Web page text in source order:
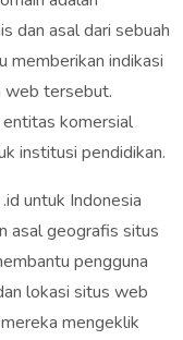
dan asal dari sebuah
memberikan indikasi
web tersebut.
entitas komersial
institusi pendidikan.
untuk Indonesia
asal geografis situs
pengguna
lokasi situs web
mengeklik